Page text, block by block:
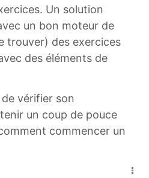
Un solution
un bon moteur de
trouver) des exercices
des éléments de
vérifier son
un coup de pouce
commencer un